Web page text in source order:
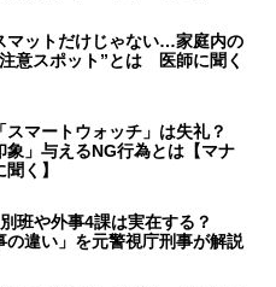
マットだけじゃない…家庭内の
意スポット”とは 医師に聞く
スマートウォッチ」は失礼？
象」与えるNG行為とは【マナ
く】
別班や外事4課は実在する？
の違い」を元警視庁刑事が解説